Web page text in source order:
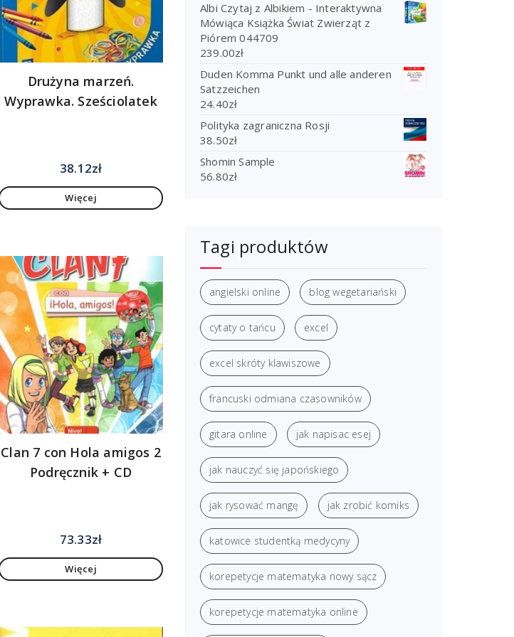
Drużyna marzeń.
Wyprawka. Sześciolatek
38.12zł
Więcej
Clan 7 con Hola amigos 2
Podręcznik + CD
73.33zł
Więcej
Albi Czytaj z Albikiem - Interaktywna
Mówiąca Książka Świat Zwierząt z
Piórem 044709
239.00zł
Duden Komma Punkt und alle anderen
Satzzeichen
24.40zł
Polityka zagraniczna Rosji
38.50zł
Shomin Sample
56.80zł
Tagi produktów
angielski online blog wegetariański
cytaty o tańcu excel
excel skróty klawiszowe
francuski odmiana czasowników
gitara online jak napisac esej
jak nauczyć się japońskiego
jak rysować mangę jak zrobić komiks
katowice studentką medycyny
korepetycje matematyka nowy sącz
korepetycje matematyka online